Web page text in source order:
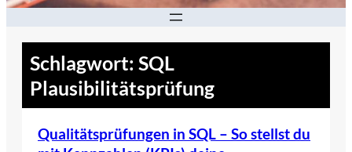
Schlagwort: SQL
Plausibilitätsprüfung
Qualitätsprüfungen in SQL – So stellst du